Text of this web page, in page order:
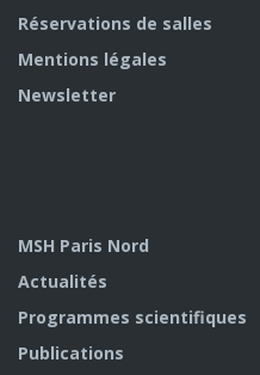
Réservations de salles
Mentions légales
Newsletter
MSH Paris Nord
Actualités
Programmes scientifiques
Publications